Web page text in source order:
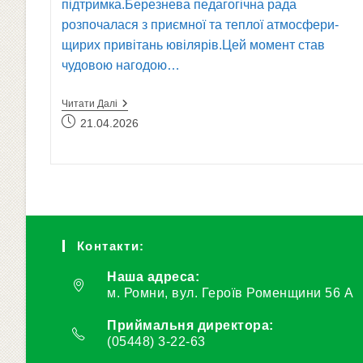
підтримка.Березнева педагогічна рада
розпочалася з приємної та теплої атмосфери-
щирих привітань ювілярів.Цей момент став
чудовою нагодою…
Читати ДаліПедагогічна
Рада:
Стратегічні
Запис21.04.2026
Контакти:
Наша адреса:
м. Ромни, вул. Героїв Роменщини 56 А
Приймальня директора:
(05448) 3-22-63